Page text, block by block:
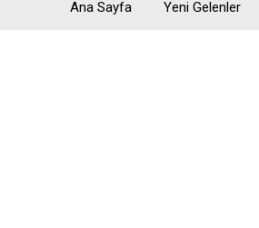
Ana Sayfa Yeni Gelenler